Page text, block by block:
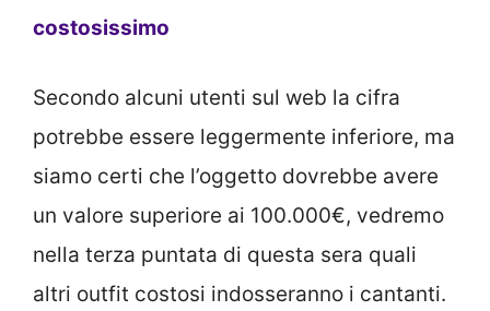
costosissimo
Secondo alcuni utenti sul web la cifra
potrebbe essere leggermente inferiore, ma
siamo certi che l’oggetto dovrebbe avere
un valore superiore ai 100.000€, vedremo
nella terza puntata di questa sera quali
altri outfit costosi indosseranno i cantanti.